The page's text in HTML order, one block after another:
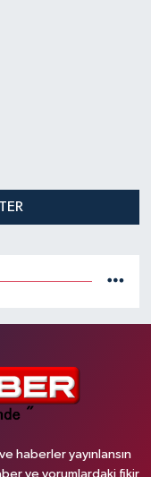
haberler yayınlansın
ve yorumlardaki fikir